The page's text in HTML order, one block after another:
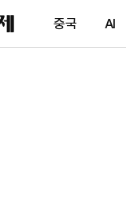
중국 AI